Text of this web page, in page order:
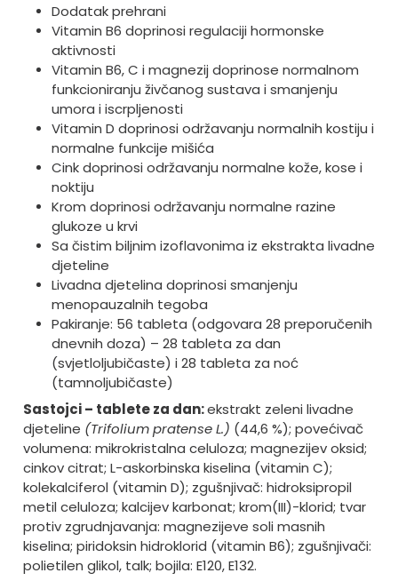
Dodatak prehrani
Vitamin B6 doprinosi regulaciji hormonske
aktivnosti
Vitamin B6, C i magnezij doprinose normalnom
funkcioniranju živčanog sustava i smanjenju
umora i iscrpljenosti
Vitamin D doprinosi održavanju normalnih kostiju i
normalne funkcije mišića
Cink doprinosi održavanju normalne kože, kose i
noktiju
Krom doprinosi održavanju normalne razine
glukoze u krvi
Sa čistim biljnim izoflavonima iz ekstrakta livadne
djeteline
Livadna djetelina doprinosi smanjenju
menopauzalnih tegoba
Pakiranje: 56 tableta (odgovara 28 preporučenih
dnevnih doza) – 28 tableta za dan
(svjetloljubičaste) i 28 tableta za noć
(tamnoljubičaste)
Sastojci – tablete za dan:ekstrakt zeleni livadne
djeteline (Trifolium pratense L.) (44,6 %); povećivač
volumena: mikrokristalna celuloza; magnezijev oksid;
cinkov citrat; L-askorbinska kiselina (vitamin C);
kolekalciferol (vitamin D); zgušnjivač: hidroksipropil
metil celuloza; kalcijev karbonat; krom(III)-klorid; tvar
protiv zgrudnjavanja: magnezijeve soli masnih
kiselina; piridoksin hidroklorid (vitamin B6); zgušnjivači:
polietilen glikol, talk; bojila: E120, E132.